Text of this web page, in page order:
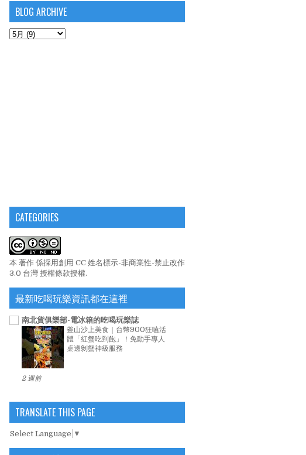
BLOG ARCHIVE
CATEGORIES
本 著作 係採用創用 CC 姓名標示-非商業性-禁止改作
3.0 台灣 授權條款授權.
最新吃喝玩樂資訊都在這裡
南北貨俱樂部-電冰箱的吃喝玩樂誌
釜山沙上美食｜台幣900狂嗑活
體「紅蟹吃到飽」！免動手專人
桌邊剝蟹神級服務
2 週前
TRANSLATE THIS PAGE
Select Language ▼